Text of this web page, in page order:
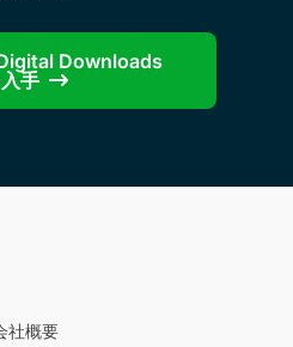
Downloads
手
社概要